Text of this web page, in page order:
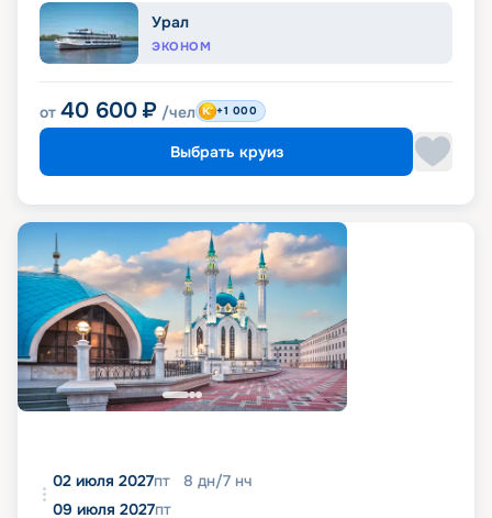
Урал
ЭКОНОМ
от 40 600 ₽ /чел +1 000
Выбрать круиз
02 июля 2027пт 8 дн/7 нч
09 июля 2027пт